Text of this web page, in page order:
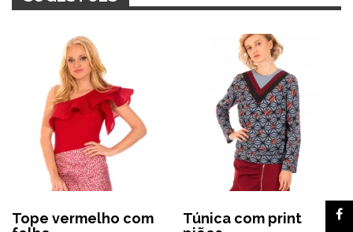
Tope vermelho com
Túnica com print